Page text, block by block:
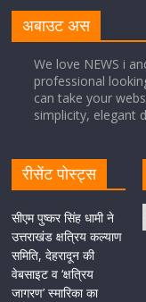
अबाउट अस
We love NEWS i
professional
can take your
simplicity, elegant
रीसेंट पोस्ट्स
सीएम पुष्कर सिंह धामी ने
उत्तराखंड क्षत्रिय कल्याण
समिति, देहरादून की
वेबसाइट व ‘क्षत्रिय
जागरण’ स्मारिका का